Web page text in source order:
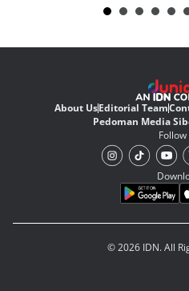
About UsEditorial Team
Pedoman Media
Follow
© 2026 IDN. All